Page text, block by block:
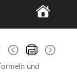
und